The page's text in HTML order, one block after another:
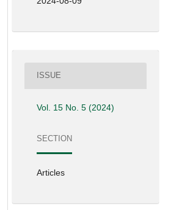
ISSUE
Vol. 15 No. 5 (2024)
SECTION
Articles